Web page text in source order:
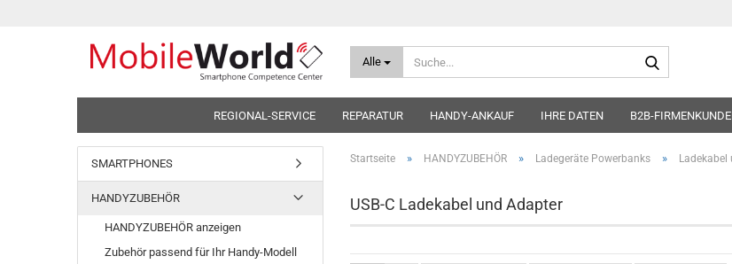
Alle
REGIONAL-SERVICE REPARATUR HANDY-ANKAUF IHRE DATEN B2B-
Startseite » HANDYZUBEHÖR » Ladegeräte Powerbanks » Ladekabel
USB-C Ladekabel und Adapter
SMARTPHONES
HANDYZUBEHÖR
HANDYZUBEHÖR anzeigen
Zubehör passend für Ihr Handy-Modell